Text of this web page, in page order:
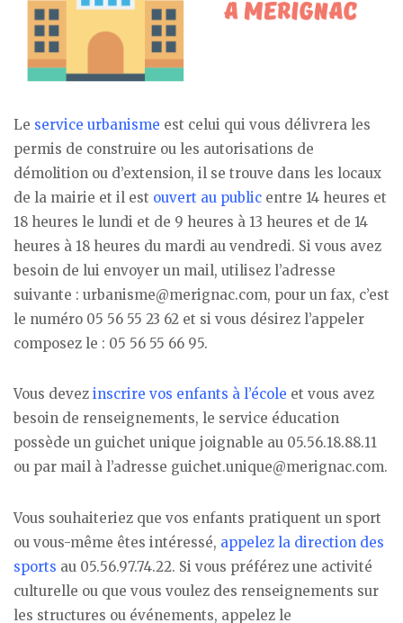
Le service urbanisme est celui qui vous délivrera les
permis de construire ou les autorisations de
démolition ou d’extension, il se trouve dans les locaux
de la mairie et il est ouvert au public entre 14 heures et
18 heures le lundi et de 9 heures à 13 heures et de 14
heures à 18 heures du mardi au vendredi. Si vous avez
besoin de lui envoyer un mail, utilisez l’adresse
suivante : urbanisme@merignac.com, pour un fax, c’est
le numéro 05 56 55 23 62 et si vous désirez l’appeler
composez le : 05 56 55 66 95.
Vous devez inscrire vos enfants à l’école et vous avez
besoin de renseignements, le service éducation
possède un guichet unique joignable au 05.56.18.88.11
ou par mail à l’adresse guichet.unique@merignac.com.
Vous souhaiteriez que vos enfants pratiquent un sport
ou vous-même êtes intéressé, appelez la direction des
sports au 05.56.97.74.22. Si vous préférez une activité
culturelle ou que vous voulez des renseignements sur
les structures ou événements, appelez le